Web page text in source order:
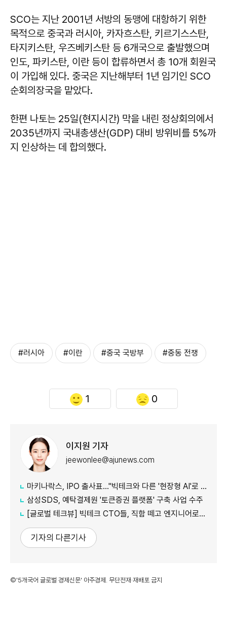
SCO는 지난 2001년 서방의 동맹에 대항하기 위한
목적으로 중국과 러시아, 카자흐스탄, 키르기스스탄,
타지키스탄, 우즈베키스탄 등 6개국으로 출발했으며
인도, 파키스탄, 이란 등이 합류하면서 총 10개 회원국
이 가입해 있다. 중국은 지난해부터 1년 임기인 SCO
순회의장국을 맡았다.
한편 나토는 25일(현지시간) 막을 내린 정상회의에서
2035년까지 국내총생산(GDP) 대비 방위비를 5%까
지 인상하는 데 합의했다.
#러시아 #이란 #중국 국방부 #중동 전쟁
1 0
이지원 기자
jeewonlee@ajunews.com
마키나락스, IPO 출사표…"빅테크와 다른 '현장형 AI'로 승부"
삼성SDS, 예탁결제원 '토큰증권 플랫폼' 구축 사업 수주
[글로벌 테크뷰] 빅테크 CTO들, 직함 떼고 엔지니어로 유턴...'앤트로픽행 러시' 이유는
기자의 다른기사
©'5개국어 글로벌 경제신문' 아주경제. 무단전재·재배포 금지